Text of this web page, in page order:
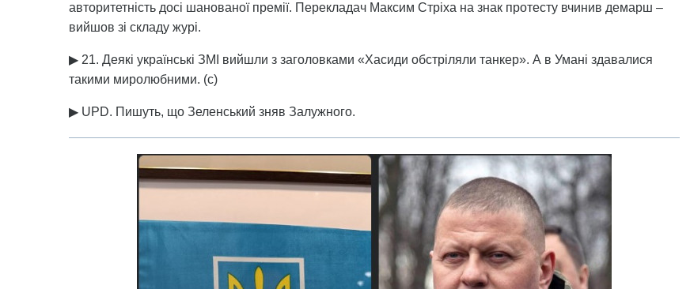
авторитетність досі шанованої премії. Перекладач Максим Стріха на знак протесту вчинив демарш –
вийшов зі складу журі.
▶ 21. Деякі українські ЗМІ вийшли з заголовками «Хасиди обстріляли танкер». А в Умані здавалися
такими миролюбними. (с)
▶ UPD. Пишуть, що Зеленський зняв Залужного.